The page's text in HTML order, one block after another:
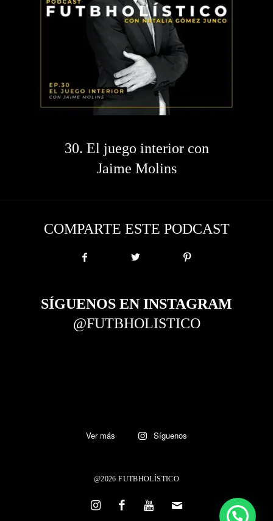
30. El juego interior con
Jaime Molins
COMPARTE ESTE PODCAST
SÍGUENOS EN INSTAGRAM
@FUTBHOLISTICO
Ver más Síguenos
@2026 FUTBHOLÍSTICO